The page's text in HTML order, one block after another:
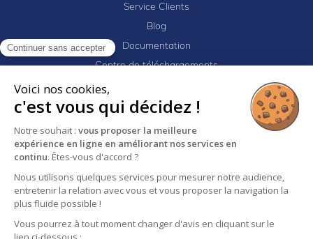
Continuer sans accepter
Voici nos cookies,
c'est vous qui décidez !
Notre souhait : vous proposer la meilleure
expérience en ligne en améliorant nos services en
continu. Êtes-vous d'accord ?
Nous utilisons quelques services pour mesurer notre audience,
entretenir la relation avec vous et vous proposer la navigation la
plus fluide possible !
Vous pourrez à tout moment changer d'avis en cliquant sur le
Service Clients
Blog
Documentation
Centre de téléchargements
Newsletter
Mentions légales
Politique de confidentialité
Conditions générales de vente